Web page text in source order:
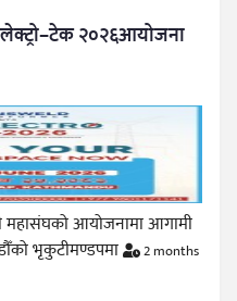
२०२६आयोजना
महासंघको आयोजनामा आगामी
भृकुटीमण्डपमा
2 months